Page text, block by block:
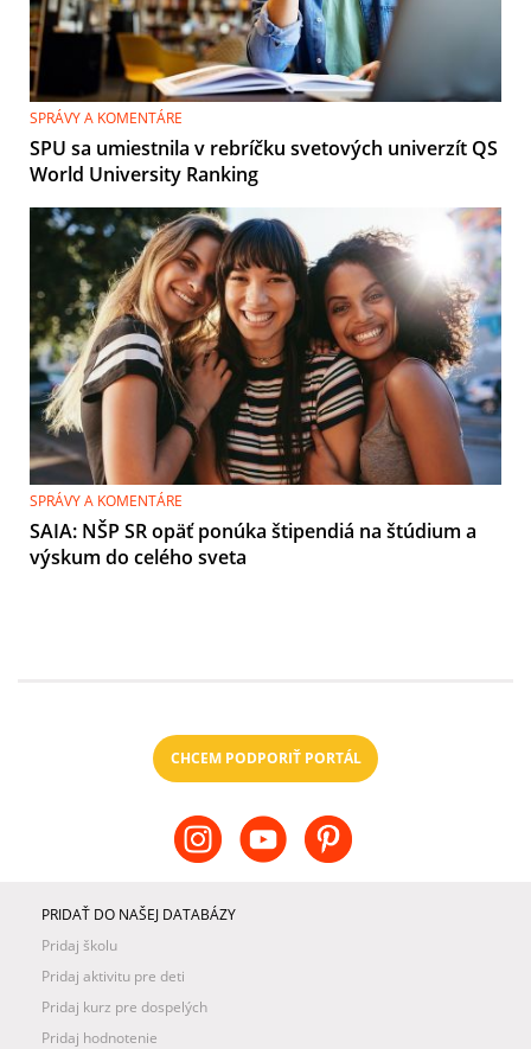
SPRÁVY A KOMENTÁRE
SPU sa umiestnila v rebríčku svetových univerzít QS
World University Ranking
SPRÁVY A KOMENTÁRE
SAIA: NŠP SR opäť ponúka štipendiá na štúdium a
výskum do celého sveta
CHCEM PODPORIŤ PORTÁL
PRIDAŤ DO NAŠEJ DATABÁZY
Pridaj školu
Pridaj aktivitu pre deti
Pridaj kurz pre dospelých
Pridaj hodnotenie